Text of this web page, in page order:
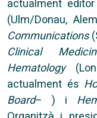
actualment
(Ulm/Donau,
Communications
Clinical
Hematology
actualment és
Board– ) i